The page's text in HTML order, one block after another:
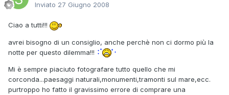
Inviato 27 Giugno 2008
Ciao a tutti!!!
avrei bisogno di un consiglio, anche perchè non ci dormo più la
notte per questo dilemma!!!
Mi è sempre piaciuto fotografare tutto quello che mi
corconda...paesaggi naturali,monumenti,tramonti sul mare,ecc.
purtroppo ho fatto il gravissimo errore di comprare una